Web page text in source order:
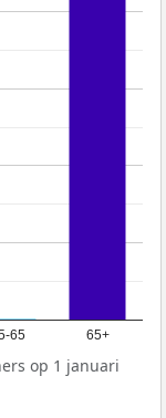
65 65+
op 1 januari